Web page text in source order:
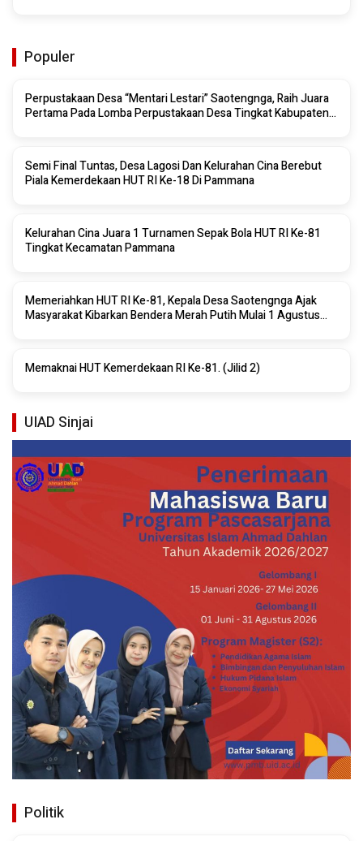
Populer
Perpustakaan Desa “Mentari Lestari” Saotengnga, Raih Juara
Pertama Pada Lomba Perpustakaan Desa Tingkat Kabupaten
Semi Final Tuntas, Desa Lagosi Dan Kelurahan Cina Berebut
Piala Kemerdekaan HUT RI Ke-18 Di Pammana
Kelurahan Cina Juara 1 Turnamen Sepak Bola HUT RI Ke-81
Tingkat Kecamatan Pammana
Memeriahkan HUT RI Ke-81, Kepala Desa Saotengnga Ajak
Masyarakat Kibarkan Bendera Merah Putih Mulai 1 Agustus
Memaknai HUT Kemerdekaan RI Ke-81. (Jilid 2)
UIAD Sinjai
Politik